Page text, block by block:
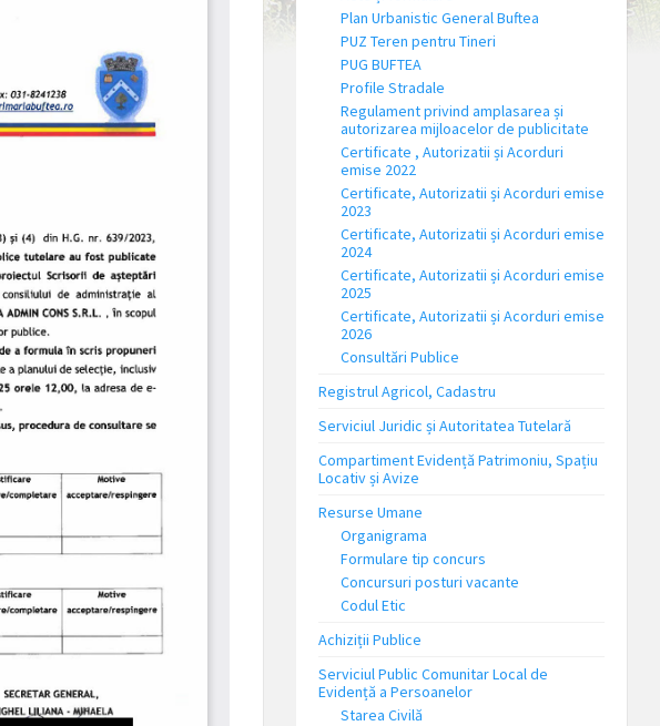
Plan Urbanistic General Buftea
PUZ Teren pentru Tineri
PUG BUFTEA
Profile Stradale
Regulament privind amplasarea și
autorizarea mijloacelor de publicitate
Certificate , Autorizatii și Acorduri
emise 2022
Certificate, Autorizatii și Acorduri emise
2023
Certificate, Autorizatii și Acorduri emise
2024
Certificate, Autorizatii și Acorduri emise
2025
Certificate, Autorizatii și Acorduri emise
2026
Consultări Publice
Registrul Agricol, Cadastru
Serviciul Juridic și Autoritatea Tutelară
Compartiment Evidență Patrimoniu, Spațiu
Locativ și Avize
Resurse Umane
Organigrama
Formulare tip concurs
Concursuri posturi vacante
Codul Etic
Achiziții Publice
Serviciul Public Comunitar Local de
Evidență a Persoanelor
Starea Civilă